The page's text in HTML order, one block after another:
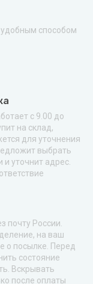
способом
с 9.00 до
на склад,
для уточнения
выбрать
уточнит адрес.
почту России.
на ваш
о посылке. Перед
состояние
Вскрывать
после оплаты